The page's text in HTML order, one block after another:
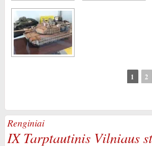
1 2
Renginiai
IX Tarptautinis Vilniaus